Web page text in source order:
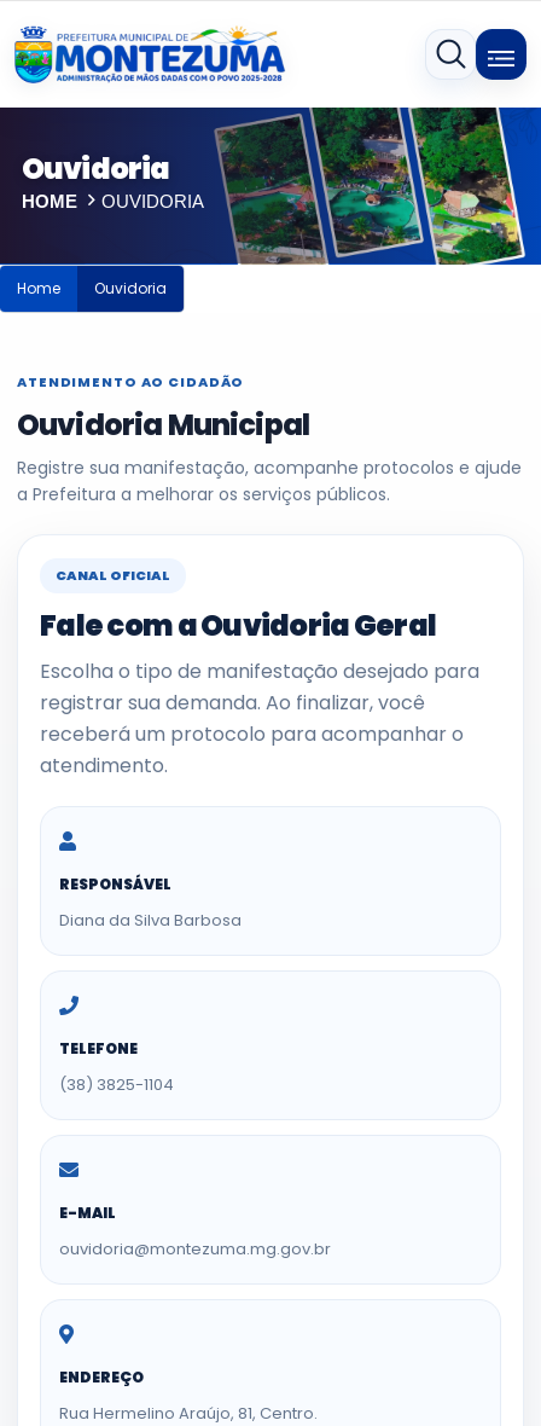
Ouvidoria
HOME OUVIDORIA
Home Ouvidoria
ATENDIMENTO AO CIDADÃO
Ouvidoria Municipal
Registre sua manifestação, acompanhe protocolos e ajude
a Prefeitura a melhorar os serviços públicos.
CANAL OFICIAL
Fale com a Ouvidoria Geral
Escolha o tipo de manifestação desejado para
registrar sua demanda. Ao finalizar, você
receberá um protocolo para acompanhar o
atendimento.
RESPONSÁVEL
Diana da Silva Barbosa
TELEFONE
(38) 3825-1104
E-MAIL
ouvidoria@montezuma.mg.gov.br
ENDEREÇO
Rua Hermelino Araújo, 81, Centro.